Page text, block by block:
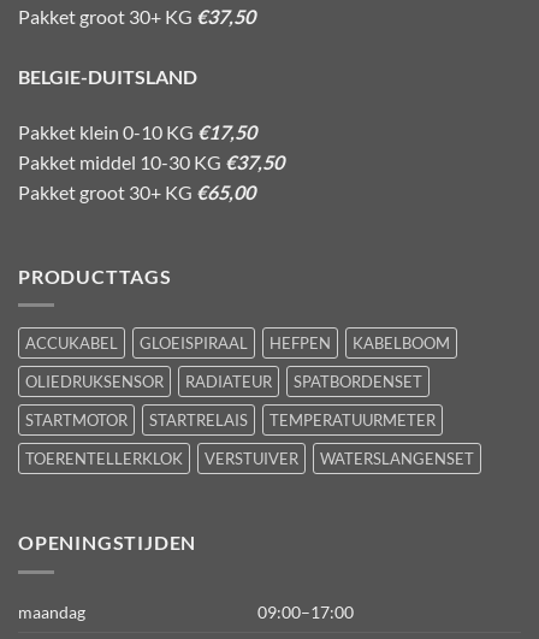
Pakket groot 30+ KG €37,50
BELGIE-DUITSLAND
Pakket klein 0-10 KG €17,50
Pakket middel 10-30 KG €37,50
Pakket groot 30+ KG €65,00
PRODUCTTAGS
ACCUKABEL GLOEISPIRAAL HEFPEN
KABELBOOM
OLIEDRUKSENSOR
RADIATEUR
SPATBORDENSET
STARTMOTOR
STARTRELAIS
TEMPERATUURMETER
TOERENTELLERKLOK
VERSTUIVER WATERSLANGENSET
OPENINGSTIJDEN
maandag
09:00–17:00